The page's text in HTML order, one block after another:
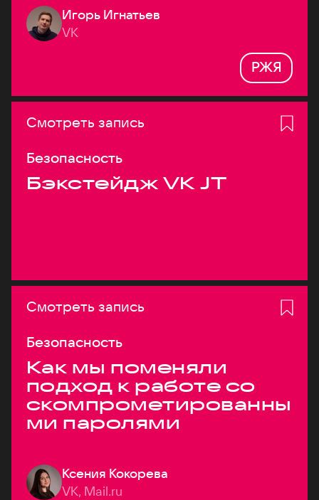
Игорь Игнатьев
VK
РЖЯ
Смотреть запись
Безопасность
Бэкстейдж VK JT
Смотреть запись
Безопасность
Как мы поменяли
подход к работе со
скомпрометированны
ми паролями
Ксения Кокорева
VK, Mail.ru